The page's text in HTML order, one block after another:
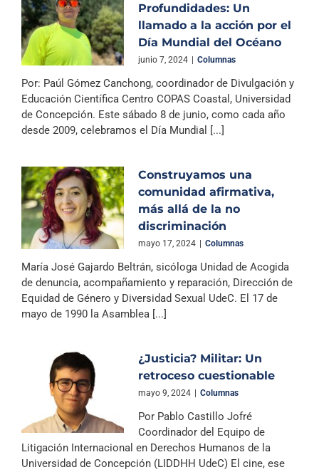
Profundidades: Un
llamado a la acción por el
Día Mundial del Océano
junio 7, 2024 Columnas
Por: Paúl Gómez Canchong, coordinador de Divulgación y
Educación Científica Centro COPAS Coastal, Universidad
de Concepción. Este sábado 8 de junio, como cada año
desde 2009, celebramos el Día Mundial [...]
Construyamos una
comunidad afirmativa,
más allá de la no
discriminación
mayo 17, 2024 Columnas
María José Gajardo Beltrán, sicóloga Unidad de Acogida
de denuncia, acompañamiento y reparación, Dirección de
Equidad de Género y Diversidad Sexual UdeC. El 17 de
mayo de 1990 la Asamblea [...]
¿Justicia? Militar: Un
retroceso cuestionable
mayo 9, 2024 Columnas
Por Pablo Castillo Jofré
Coordinador del Equipo de
Litigación Internacional en Derechos Humanos de la
Universidad de Concepción (LIDDHH UdeC) El cine, ese